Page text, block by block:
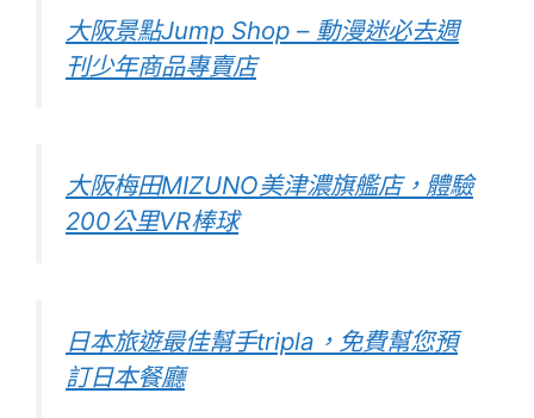
大阪景點Jump Shop – 動漫迷必去週
刊少年商品專賣店
大阪梅田MIZUNO美津濃旗艦店，體驗
200公里VR棒球
日本旅遊最佳幫手tripla，免費幫您預
訂日本餐廳